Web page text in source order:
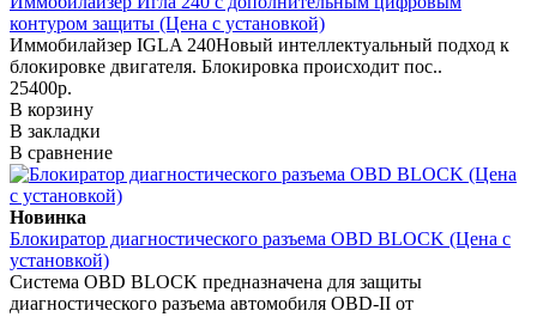
контуром защиты (Цена с установкой)
Иммобилайзер IGLA 240Новый интеллектуальный подход к
блокировке двигателя. Блокировка происходит пос..
25400р.
В корзину
В закладки
В сравнение
Новинка
Блокиратор диагностического разъема OBD BLOCK (Цена с
установкой)
Система OBD BLOCK предназначена для защиты
диагностического разъема автомобиля OBD-II от